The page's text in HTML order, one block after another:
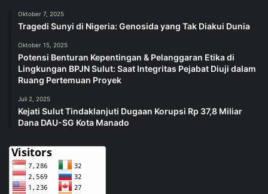
Oktober 7, 2025
Tragedi Sunyi di Nigeria: Genosida yang Tak Diakui Dunia
Oktober 15, 2025
Potensi Benturan Kepentingan & Pelanggaran Etika di
Lingkungan BPJN Sulut: Saat Integritas Pejabat Diuji dalam
Ruang Pertemuan Proyek
Juli 2, 2025
Kejati Sulut Tindaklanjuti Dugaan Korupsi Rp 37,8 Miliar
Dana DAU-SG Kota Manado